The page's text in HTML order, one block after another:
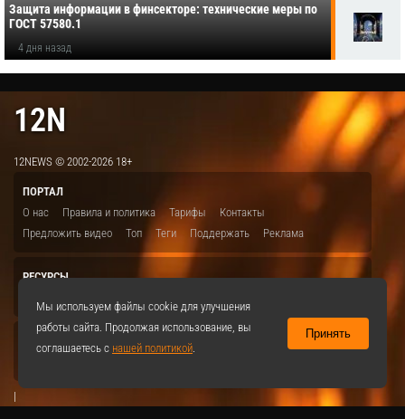
Защита информации в финсекторе: технические меры по
ГОСТ 57580.1
4 дня назад
12N
12NEWS © 2002-2026 18+
ПОРТАЛ
О нас
Правила и политика Тарифы
Контакты
Предложить видео
Топ Теги Поддержать Реклама
РЕСУРСЫ
|
Мы используем файлы cookie для улучшения
работы сайта. Продолжая использование, вы
соглашаетесь с нашей политикой.
Принять